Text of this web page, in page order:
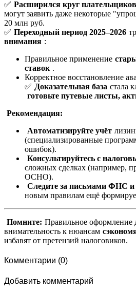
✅ Расширился круг
могут заявить даже некоторые
20 млн руб.
✅ Переходный период 2025–2026
внимания :
Правильное применение
ставок .
Корректное восстановление
✅ Доказательная база стала
готовьте путевые листы,
Рекомендация:
Автоматизируйте учёт
(специализированные
ошибок).
Консультируйтесь с
сложных сделках (например,
ОСНО).
Следите за письмами ФНС
новым правилам ещё
Помните: Правильное оформление
внимательность к нюансам
избавят от претензий налоговиков.
Комментарии (0)
Добавить комментарий